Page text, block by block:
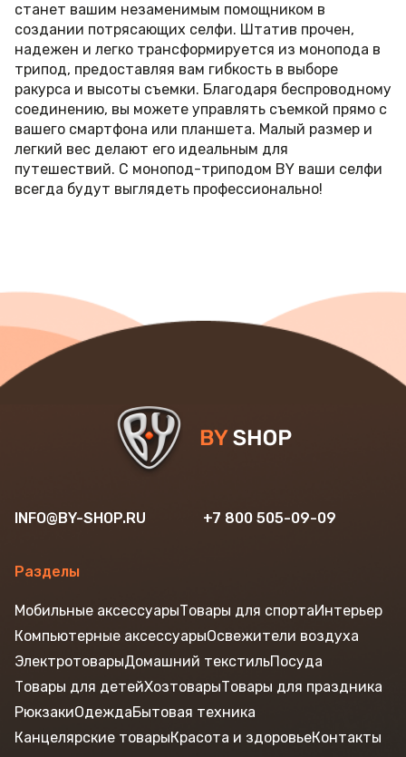
станет вашим незаменимым помощником в
создании потрясающих селфи. Штатив прочен,
надежен и легко трансформируется из монопода в
трипод, предоставляя вам гибкость в выборе
ракурса и высоты съемки. Благодаря беспроводному
соединению, вы можете управлять съемкой прямо с
вашего смартфона или планшета. Малый размер и
легкий вес делают его идеальным для
путешествий. С монопод-триподом BY ваши селфи
всегда будут выглядеть профессионально!
INFO@BY-SHOP.RU +7 800 505-09-09
Разделы
Мобильные аксессуарыТовары для спортаИнтерьер
Компьютерные аксессуарыОсвежители воздуха
ЭлектротоварыДомашний текстильПосуда
Товары для детейХозтоварыТовары для праздника
РюкзакиОдеждаБытовая техника
Канцелярские товарыКрасота и здоровьеКонтакты